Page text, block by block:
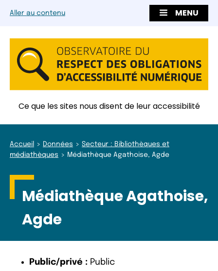
Aller au contenu MENU
Ce que les sites nous disent de leur accessibilité
Accueil Données
Secteur : Bibliothèques et
médiathèques
Médiathèque Agathoise, Agde
Médiathèque Agathoise,
Agde
Public/privé : Public